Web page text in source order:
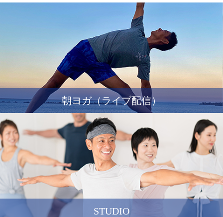
朝ヨガ（ライブ配信）
STUDIO